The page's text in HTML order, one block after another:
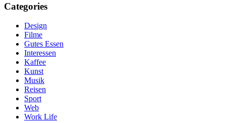
Categories
Design
Filme
Gutes Essen
Interessen
Kaffee
Kunst
Musik
Reisen
Sport
Web
Work Life